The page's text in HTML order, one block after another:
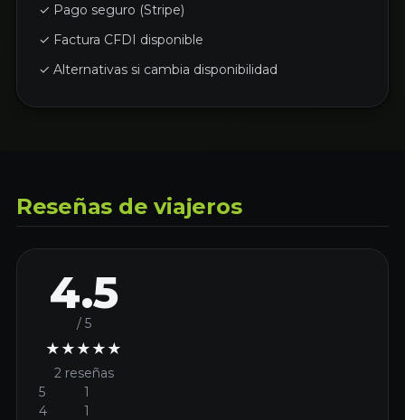
✓ Pago seguro (Stripe)
✓ Factura CFDI disponible
✓ Alternativas si cambia disponibilidad
Reseñas de viajeros
4.5
/ 5
★ ★ ★ ★ ★
2 reseñas
5
1
4
1